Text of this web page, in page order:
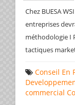
Chez BUESA
entreprises
méthodologie I
tactiques
Conseil En
commercial